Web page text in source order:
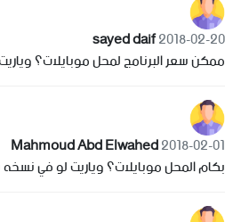
sayed daif2018-02-20
ممكن سعر البرنامج لمحل موبايلات؟
Mahmoud Abd Elwahed2018-02-01
بكام المحل موبايلات؟ وياريت لو في نسخه